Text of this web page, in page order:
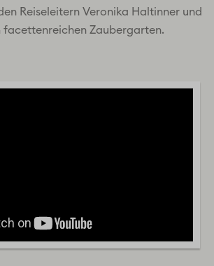
Reiseleitern Veronika Haltinner und
facettenreichen Zaubergarten.